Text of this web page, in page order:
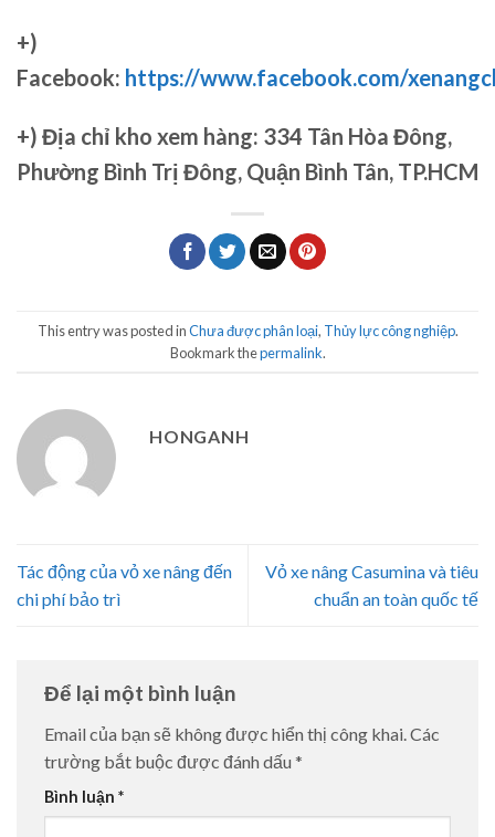
+)
Facebook: https://www.facebook.com/
+) Địa chỉ kho xem hàng: 334 Tân Hòa Đông,
Phường Bình Trị Đông, Quận Bình Tân, TP.HCM
This entry was posted inChưa được phân loại, Thủy lực công nghiệp.
Bookmark thepermalink.
HONGANH
Tác động của vỏ xe nâng đến
chi phí bảo trì
Vỏ xe nâng Casumina và tiêu
chuẩn an toàn quốc tế
Để lại một bình luận
Email của bạn sẽ không được hiển thị công khai.Các
trường bắt buộc được đánh dấu *
Bình luận *